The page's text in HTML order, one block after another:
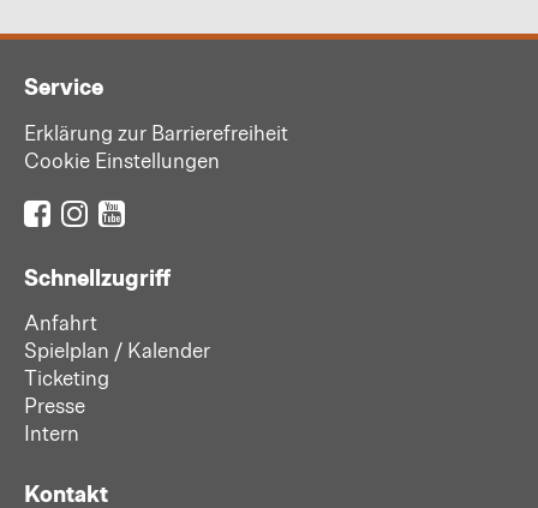
Service
Erklärung zur Barrierefreiheit
Cookie Einstellungen
Schnellzugriff
Anfahrt
Spielplan / Kalender
Ticketing
Presse
Intern
Kontakt